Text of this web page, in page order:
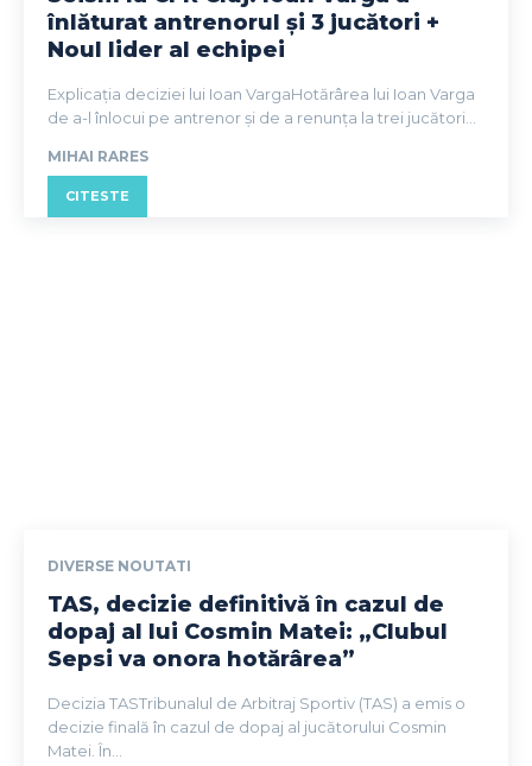
înlăturat antrenorul și 3 jucători +
Noul lider al echipei
Explicația deciziei lui Ioan VargaHotărârea lui Ioan Varga
de a-l înlocui pe antrenor și de a renunța la trei jucători...
MIHAI RARES
CITESTE
DIVERSE NOUTATI
TAS, decizie definitivă în cazul de
dopaj al lui Cosmin Matei: „Clubul
Sepsi va onora hotărârea”
Decizia TASTribunalul de Arbitraj Sportiv (TAS) a emis o
decizie finală în cazul de dopaj al jucătorului Cosmin
Matei. În...